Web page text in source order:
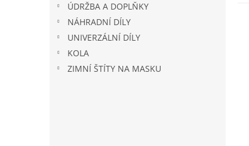
ÚDRŽBA A DOPLŇKY
NÁHRADNÍ DÍLY
UNIVERZÁLNÍ DÍLY
KOLA
ZIMNÍ ŠTÍTY NA MASKU